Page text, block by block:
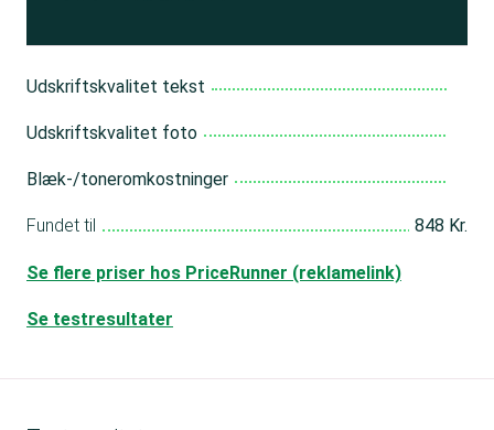
Udskriftskvalitet tekst
Udskriftskvalitet foto
Blæk-/toneromkostninger
Fundet til 848 Kr.
Se flere priser hos PriceRunner (reklamelink)
Se testresultater